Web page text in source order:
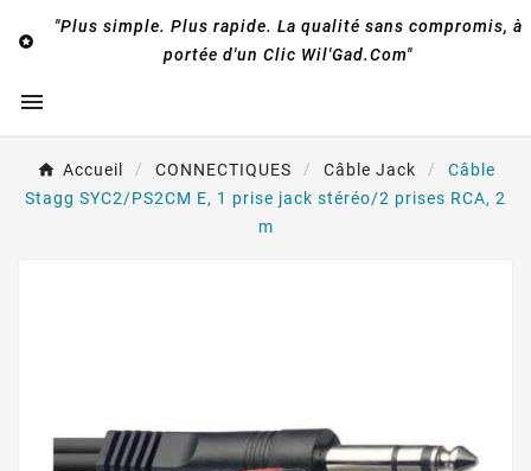

"Plus simple. Plus rapide. La qualité sans compromis, à
portée d'un Clic Wil'Gad.Com"

Accueil CONNECTIQUES Câble Jack
Câble
Stagg SYC2/PS2CM E, 1 prise jack stéréo/2 prises RCA, 2
m